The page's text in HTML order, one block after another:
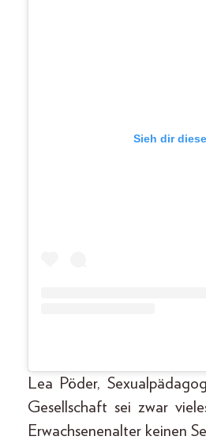
Sieh dir
Lea Pöder,
Gesellschaft sei zwar
Erwachsenenalter keinen